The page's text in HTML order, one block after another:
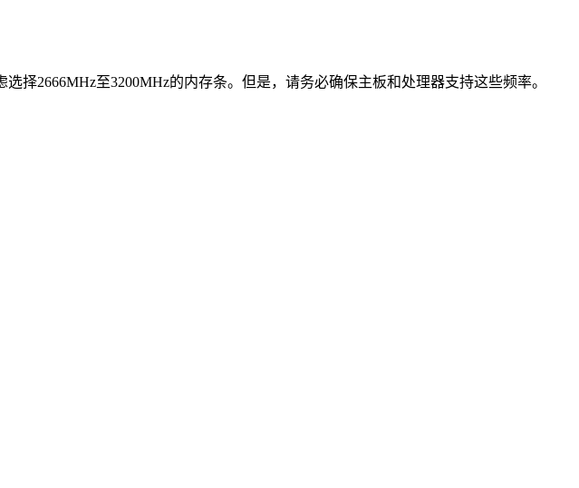
择2666MHz至3200MHz的内存条。但是，请务必确保主板和处理器支持这些频率。